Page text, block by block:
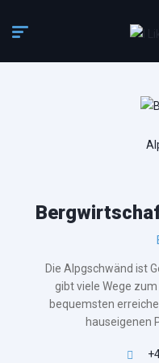
Die Alpgschwänd ist
gibt viele Wege
bequemsten
hauseigenen